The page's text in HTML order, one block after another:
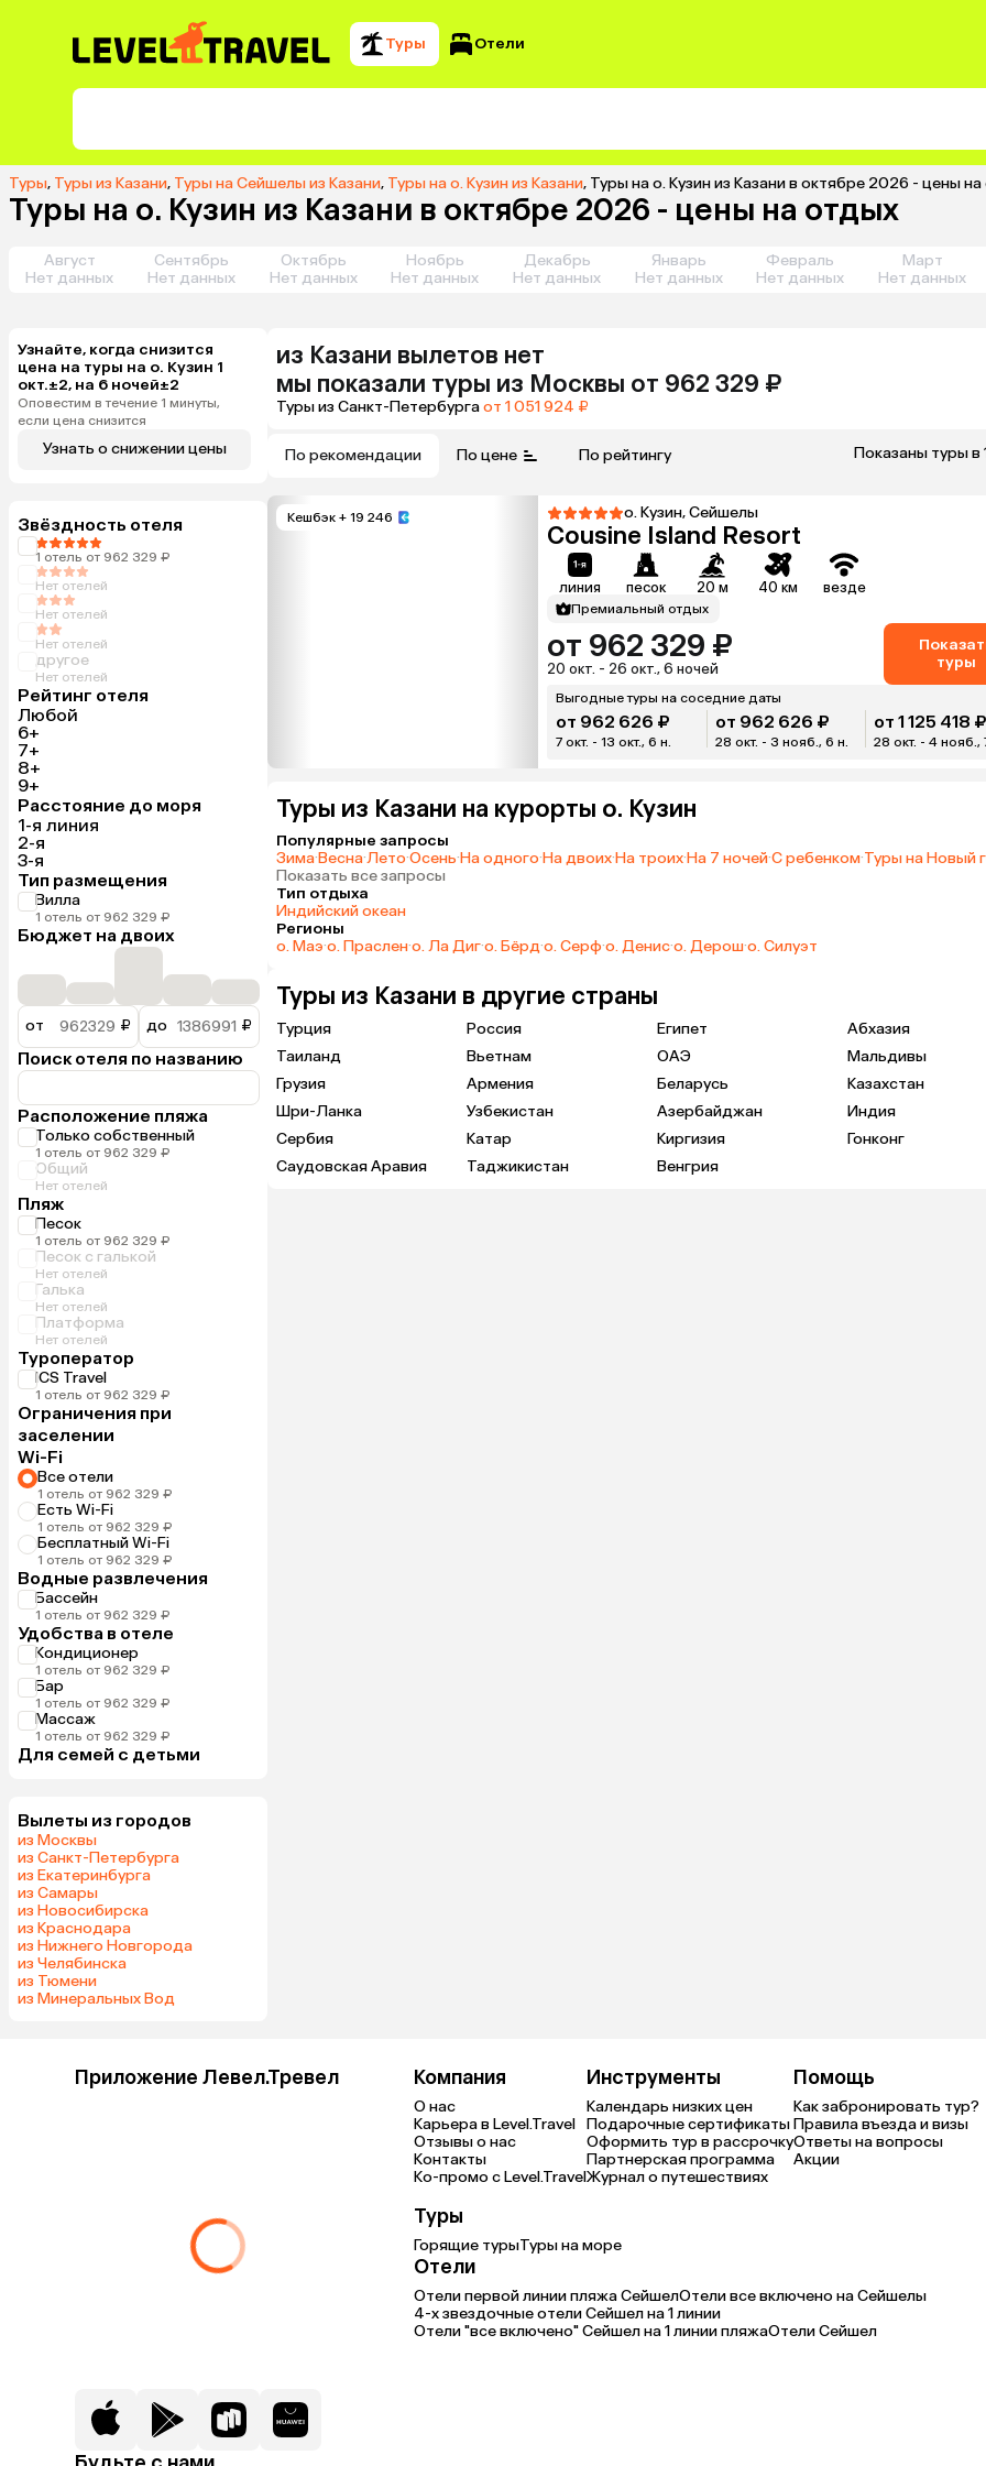
Туры Отели
Туры, Туры из Казани, Туры на Сейшелы из Казани, Туры на о. Кузин из Казани, Туры на о. Кузин из Казани в октябре 2026 - цены
Туры на о. Кузин из Казани в октябре 2026 - цены на отдых
Август
Нет данных
Сентябрь
Нет данных
Октябрь
Нет данных
Ноябрь
Нет данных
Декабрь
Нет данных
Январь
Нет данных
Февраль
Нет данных
Март
Нет данных
Узнайте, когда снизится
цена на туры на о. Кузин 1
окт.±2, на 6 ночей±2
Оповестим в течение 1 минуты,
если цена снизится
Узнать о снижении цены
Звёздность отеля
1 отель от 962 329 ₽
Нет отелей
Нет отелей
Нет отелей
другое
Нет отелей
Рейтинг отеля
Любой
6+
7+
8+
9+
Расстояние до моря
1-я линия
2-я
3-я
Тип размещения
Вилла
1 отель от 962 329 ₽
Бюджет на двоих
от ₽ до ₽
Поиск отеля по названию
Расположение пляжа
Только собственный
1 отель от 962 329 ₽
Общий
Нет отелей
Пляж
Песок
1 отель от 962 329 ₽
Песок с галькой
Нет отелей
Галька
Нет отелей
Платформа
Нет отелей
Туроператор
ICS Travel
1 отель от 962 329 ₽
Ограничения при
заселении
Wi-Fi
Все отели
1 отель от 962 329 ₽
Есть Wi-Fi
1 отель от 962 329 ₽
Бесплатный Wi-Fi
1 отель от 962 329 ₽
Водные развлечения
Бассейн
1 отель от 962 329 ₽
Удобства в отеле
Кондиционер
1 отель от 962 329 ₽
Бар
1 отель от 962 329 ₽
Массаж
1 отель от 962 329 ₽
Для семей с детьми
Вылеты из городов
из Москвы
из Санкт-Петербурга
из Екатеринбурга
из Самары
из Новосибирска
из Краснодара
из Нижнего Новгорода
из Челябинска
из Тюмени
из Минеральных Вод
из Казани вылетов нет
мы показали туры из Москвы от 962 329 ₽
Туры из Санкт-Петербургаот 1 051 924 ₽
По рекомендации По цене По рейтингу Показаны туры в
Кешбэк + 19 246 о. Кузин, Сейшелы
Cousine Island Resort
линия песок 20 м 40 км везде
Премиальный отдых
от 962 329 ₽
20 окт. - 26 окт., 6 ночей
туры
Выгодные туры на соседние даты
от 962 626 ₽
7 окт. - 13 окт., 6 н.
от 962 626 ₽
28 окт. - 3 нояб., 6 н.
от 1 125 418 ₽
28 окт. - 4 нояб.,
Туры из Казани на курорты о. Кузин
Популярные запросы
Зима·Весна·Лето·Осень·На одного·На двоих·На троих·На 7 ночей·С ребенком·Туры на Новый
Показать все запросы
Тип отдыха
Индийский океан
Регионы
о. Маэ·о. Праслен·о. Ла Диг·о. Бёрд·о. Серф·о. Денис·о. Дерош·о. Силуэт
Туры из Казани в другие страны
Турция Россия Египет
Абхазия
Таиланд
Вьетнам ОАЭ
Мальдивы
Грузия
Армения Беларусь
Казахстан
Шри-Ланка
Узбекистан Азербайджан
Индия
Сербия
Катар Киргизия
Гонконг
Саудовская Аравия
Таджикистан Венгрия
Приложение Левел.Тревел Компания
О нас
Карьера в Level.Travel
Отзывы о нас
Контакты
Ко-промо с Level.Travel
Инструменты
Календарь низких цен
Подарочные сертификаты
Оформить тур в рассрочку
Партнерская программа
Журнал о путешествиях
Помощь
Как забронировать тур?
Правила въезда и визы
Ответы на вопросы
Акции
Туры
Горящие турыТуры на море
Отели
Отели первой линии пляжа СейшелОтели все включено на Сейшелы
4-х звездочные отели Сейшел на 1 линии
Отели "все включено" Сейшел на 1 линии пляжаОтели Сейшел